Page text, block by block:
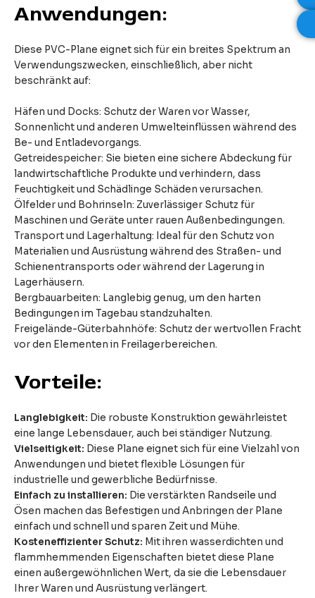
Anwendungen:
Diese PVC-Plane eignet sich für ein breites Spektrum an
Verwendungszwecken, einschließlich, aber nicht
beschränkt auf:
Häfen und Docks: Schutz der Waren vor Wasser,
Sonnenlicht und anderen Umwelteinflüssen während des
Be- und Entladevorgangs.
Getreidespeicher: Sie bieten eine sichere Abdeckung für
landwirtschaftliche Produkte und verhindern, dass
Feuchtigkeit und Schädlinge Schäden verursachen.
Ölfelder und Bohrinseln: Zuverlässiger Schutz für
Maschinen und Geräte unter rauen Außenbedingungen.
Transport und Lagerhaltung: Ideal für den Schutz von
Materialien und Ausrüstung während des Straßen- und
Schienentransports oder während der Lagerung in
Lagerhäusern.
Bergbauarbeiten: Langlebig genug, um den harten
Bedingungen im Tagebau standzuhalten.
Freigelände-Güterbahnhöfe: Schutz der wertvollen Fracht
vor den Elementen in Freilagerbereichen.
Vorteile:
Langlebigkeit: Die robuste Konstruktion gewährleistet
eine lange Lebensdauer, auch bei ständiger Nutzung.
Vielseitigkeit: Diese Plane eignet sich für eine Vielzahl von
Anwendungen und bietet flexible Lösungen für
industrielle und gewerbliche Bedürfnisse.
Einfach zu installieren: Die verstärkten Randseile und
Ösen machen das Befestigen und Anbringen der Plane
einfach und schnell und sparen Zeit und Mühe.
Kosteneffizienter Schutz: Mit ihren wasserdichten und
flammhemmenden Eigenschaften bietet diese Plane
einen außergewöhnlichen Wert, da sie die Lebensdauer
Ihrer Waren und Ausrüstung verlängert.